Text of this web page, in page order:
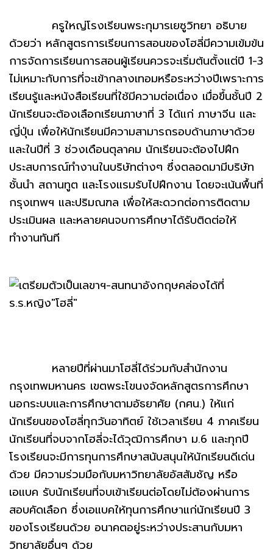
ครูใหญ่โรงเรียนพระกุมารเยซูวิทยา อธิบาย
ด้วยว่า หลักสูตรการเรียนการสอนของโฮลี่มีความเข้มข้น
การจัดการเรียนการสอนผู้เรียนควรจะเริ่มต้นตั้งแต่ปี 1-3
ไม่เหมาะกับการที่จะเข้ากลางเทอมหรือระหว่างปีเพราะการ
เรียนรู้และหนังสือเรียนที่ใช้มีความต่อเนื่อง เมื่อขึ้นชั้นปี 2
นักเรียนจะต้องเลือกเรียนภาษาที่ 3 ได้แก่ ภาษาจีน และ
ญี่ปุ่น เพื่อให้นักเรียนมีความสามารถรอบด้านภาษาด้วย
และในปีที่ 3 ช่วงเดือนตุลาคม นักเรียนจะต้องไปฝึก
ประสบการณ์ทำงานในบริษัทต่างๆ ซึ่งตลอดมามีบริษัท
ชั้นนำ สถานทูต และโรงแรมรับไปฝึกงาน โดยจะเน้นพื้นที่
กรุงเทพฯ และปริมณฑล เพื่อให้สะดวกต่อการติดตาม
ประเมินผล และหลายคนจบการศึกษาได้รับติดต่อให้
ทำงานทันที
หลายปีที่ผ่านมาโฮลี่ได้ร่วมกับสำนักงาน
กรุงเทพมหานคร เขตพระโขนงจัดหลักสูตรการศึกษา
นอกระบบและการศึกษาตามอัธยาศัย (กศน.) ให้แก่
นักเรียนของโฮลี่ทุกวันอาทิตย์ ใช้เวลาเรียน 4 ภาคเรียน
นักเรียนที่จบจากโฮลี่จะได้วุฒิการศึกษา ม.6 และทุกปี
โรงเรียนจะมีการทุนการศึกษาสนับสนุนให้นักเรียนดีเด่น
ด้วย มีความร่วมมือกับมหาวิทยาลัยอัสสัมชัญ หรือ
เอแบค รับนักเรียนที่จบเข้าเรียนต่อโดยไม่ต้องผ่านการ
สอบคัดเลือก ซึ่งเอแบคให้ทุนการศึกษาแก่นักเรียนปี 3
ของโรงเรียนด้วย อนาคตอยู่ระหว่างประสานกับมหา
วิทยาลัยอื่นๆ ด้วย